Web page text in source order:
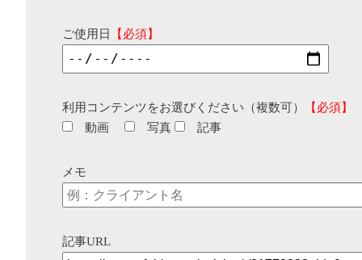
ご使用日 【必須】
利用コンテンツをお選びください（複数可）
【必須】
動画
写真 記事
メモ
記事URL